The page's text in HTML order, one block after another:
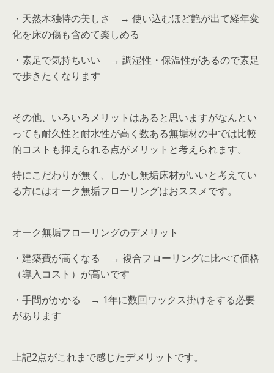
・ 天然木独特の美しさ
→ 使い込むほど艶が出て経年変
化を床の傷も含めて楽しめる
・ 素足で気持ちいい → 調湿性・保温性があるので素足
で歩きたくなります
その他、いろいろメリットはあると思いますがなんとい
っても耐久性と耐水性が高く数ある無垢材の中では比較
的コストも抑えられる点がメリット と考えられます。
特にこだわりが無く、しかし無垢床材がいいと考えてい
る方にはオーク無垢フローリングはおススメです。
オーク無垢フローリングのデメリット
・ 建築費が高くなる → 複合フローリングに比べて価格
（導入コスト）が高いです
・ 手間がかかる → 1年に数回ワックス掛けをする必要
があります
上記2点がこれまで感じたデメリットです。